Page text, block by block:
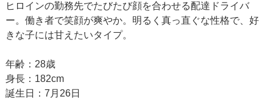
ヒロインの勤務先でたびたび顔を合わせる配達ドライバ
ー。働き者で笑顔が爽やか。明るく真っ直ぐな性格で、好
きな子には甘えたいタイプ。
年齢：28歳
身長：182cm
誕生日：7月26日